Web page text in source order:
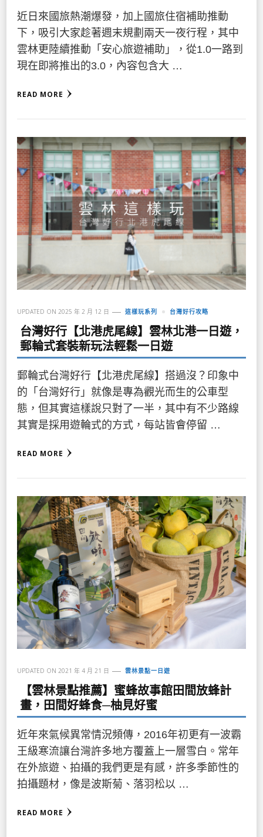
近日來國旅熱潮爆發，加上國旅住宿補助推動
下，吸引大家趁著週末規劃兩天一夜行程，其中
雲林更陸續推動「安心旅遊補助」，從1.0一路到
現在即將推出的3.0，內容包含大 …
READ MORE
UPDATED ON 2025 年 2 月 12 日 這樣玩系列 台灣好行攻略
台灣好行【北港虎尾線】雲林北港一日遊，
郵輪式套裝新玩法輕鬆一日遊
郵輪式台灣好行【北港虎尾線】搭過沒？印象中
的「台灣好行」就像是專為觀光而生的公車型
態，但其實這樣說只對了一半，其中有不少路線
其實是採用遊輪式的方式，每站皆會停留 …
READ MORE
UPDATED ON 2021 年 4 月 21 日 雲林景點一日遊
【雲林景點推薦】蜜蜂故事館田間放蜂計
畫，田間好蜂食─柚見好蜜
近年來氣候異常情況頻傳，2016年初更有一波霸
王級寒流讓台灣許多地方覆蓋上一層雪白。常年
在外旅遊、拍攝的我們更是有感，許多季節性的
拍攝題材，像是波斯菊、落羽松以 …
READ MORE